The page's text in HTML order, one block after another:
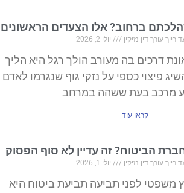
ברחוב? אלו הצעדים הראשונים
רייך עורך דין נזיקין יולי 2, 2026
דרכים בה מעורב הולך רגל היא הליך
פיצוי כספי על נזקי גוף שנגרמו לאדם
מרכב בעת ששהה במרחב
קראו עוד
הביטוח? זה עדיין לא סוף הפסוק
רייך עורך דין נזיקין יולי 1, 2026
משפטי לפני תביעה תביעת ביטוח היא